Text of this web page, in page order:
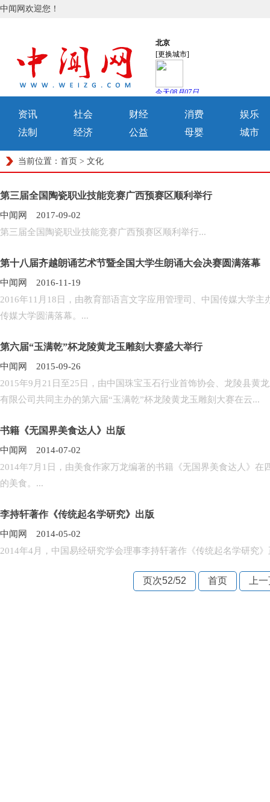
中闻网欢迎您！
资讯 社会 财经 消费
娱乐
法制
经济 公益 母婴 城市
当前位置： 首页 > 文化
第三届全国陶瓷职业技能竞赛广西预赛区顺利举行
中闻网 2017-09-02
第三届全国陶瓷职业技能竞赛广西预赛区顺利举行...
第十八届齐越朗诵艺术节暨全国大学生朗诵大会决赛圆满落幕
中闻网 2016-11-19
2016年11月18日，由教育部语言文字应用管理司、中国传媒大学
传媒大学圆满落幕。...
第六届“玉满乾”杯龙陵黄龙玉雕刻大赛盛大举行
中闻网 2015-09-26
2015年9月21日至25日，由中国珠宝玉石行业首饰协会、龙陵县黄
有限公司共同主办的第六届“玉满乾”杯龙陵黄龙玉雕刻大赛在云...
书籍《无国界美食达人》出版
中闻网 2014-07-02
2014年7月1日，由美食作家万龙编著的书籍《无国界美食达人》
的美食。...
李持轩著作《传统起名学研究》出版
中闻网 2014-05-02
2014年4月，中国易经研究学会理事李持轩著作《传统起名学研究
页次52/52 首页 上